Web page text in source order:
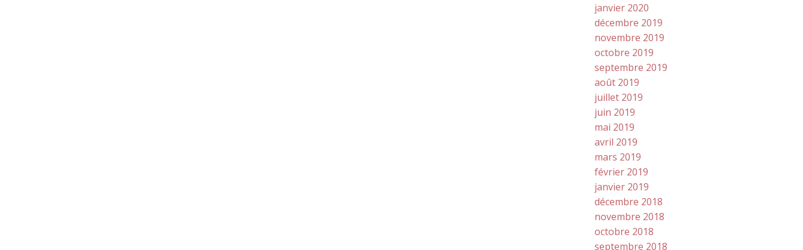
janvier 2020
décembre 2019
novembre 2019
octobre 2019
septembre 2019
août 2019
juillet 2019
juin 2019
mai 2019
avril 2019
mars 2019
février 2019
janvier 2019
décembre 2018
novembre 2018
octobre 2018
septembre 2018